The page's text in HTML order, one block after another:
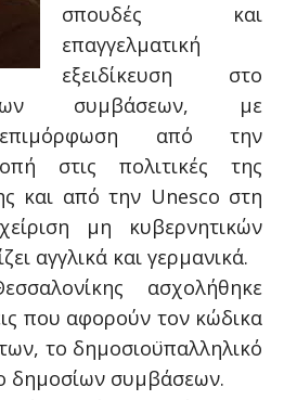
σπουδές και
επαγγελματική
εξειδίκευση στο
συμβάσεων, με
επιμόρφωση από την
στις πολιτικές της
και από την Unesco στη
μη κυβερνητικών
αγγλικά και γερμανικά.
ασχολήθηκε
που αφορούν τον κώδικα
το δημοσιοϋπαλληλικό
δημοσίων συμβάσεων.